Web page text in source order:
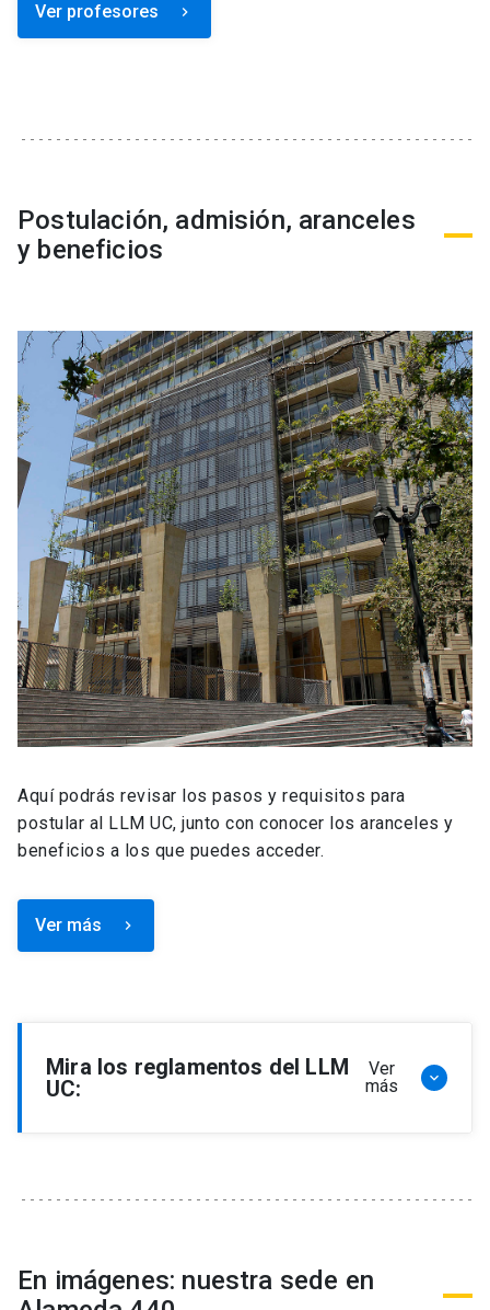
Ver profesores keyboard_arrow_right
Postulación, admisión, aranceles
y beneficios
Aquí podrás revisar los pasos y requisitos para
postular al LLM UC, junto con conocer los aranceles y
beneficios a los que puedes acceder.
Ver más keyboard_arrow_right
Mira los reglamentos del LLM
UC:
Ver
más
keyboard_arrow_down
Reglamento de Becas y Descuentos Programa
de Magíster en Derecho, LLM
En imágenes: nuestra sede en